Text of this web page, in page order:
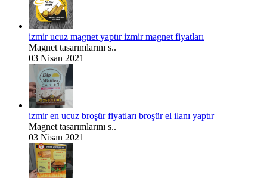
izmir ucuz magnet yaptır izmir magnet fiyatları
Magnet tasarımlarını s..
03 Nisan 2021
izmir en ucuz broşür fiyatları broşür el ilanı yaptır
Magnet tasarımlarını s..
03 Nisan 2021